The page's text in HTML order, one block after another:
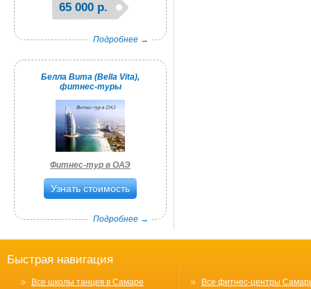
65 000 р.
Подробнее →
Белла Вита (Bella Vita),
фитнес-туры
Фитнес-тур в ОАЭ
Узнать стоимость
Подробнее →
Быстрая навигация
Все школы танцев в Самаре
Все фитнес-центры